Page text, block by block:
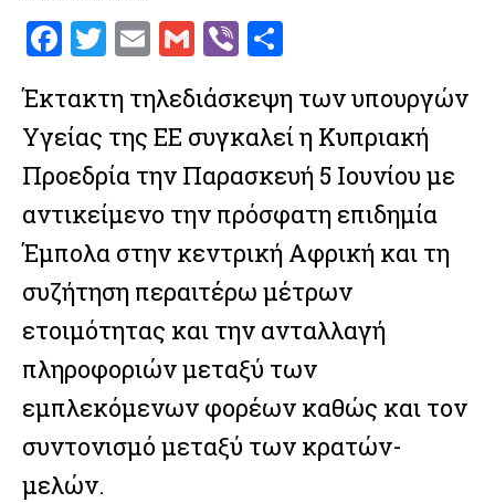
F
ce
b
o
o
k
T
it
te
r
E
ai
l
G
ai
l
V
er ar
e
Έκτακτη τηλεδιάσκεψη των υπουργών
Υγείας της ΕΕ συγκαλεί η Κυπριακή
Προεδρία την Παρασκευή 5 Ιουνίου με
αντικείμενο την πρόσφατη επιδημία
Έμπολα στην κεντρική Αφρική και τη
συζήτηση περαιτέρω μέτρων
ετοιμότητας και την ανταλλαγή
πληροφοριών μεταξύ των
εμπλεκόμενων φορέων καθώς και τον
συντονισμό μεταξύ των κρατών-
μελών.